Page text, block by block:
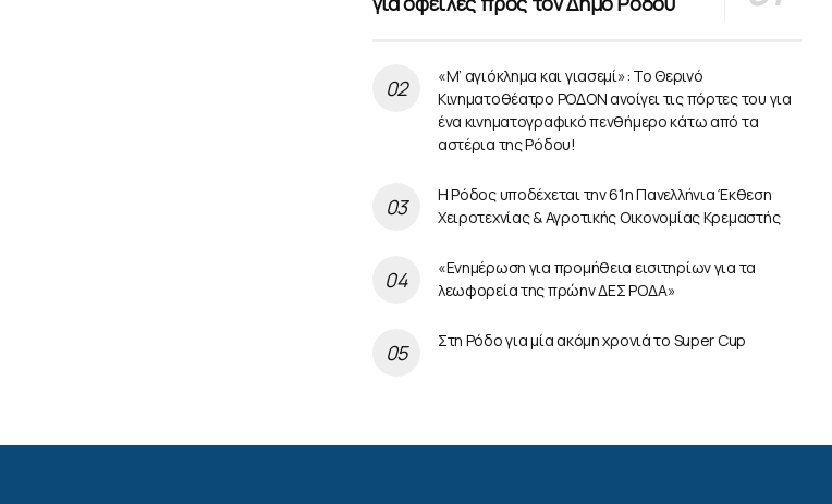
«Μ’ αγιόκλημα και γιασεμί»: Το Θερινό
Κινηματοθέατρο ΡΟΔΟΝ ανοίγει τις πόρτες του για
ένα κινηματογραφικό πενθήμερο κάτω από τα
αστέρια της Ρόδου!
Η Ρόδος υποδέχεται την 61η Πανελλήνια Έκθεση
Χειροτεχνίας & Αγροτικής Οικονομίας Κρεμαστής
«Ενημέρωση για προμήθεια εισιτηρίων για τα
λεωφορεία της πρώην ΔΕΣ ΡΟΔΑ»
Στη Ρόδο για μία ακόμη χρονιά το Super Cup